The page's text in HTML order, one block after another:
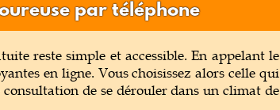
par téléphone
reste simple et accessible. En appelant le
en ligne. Vous choisissez alors celle qui
de se dérouler dans un climat de